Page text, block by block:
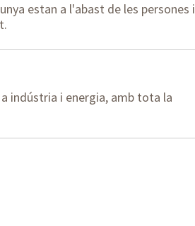
estan a l'abast de les persones i
indústria i energia, amb tota la